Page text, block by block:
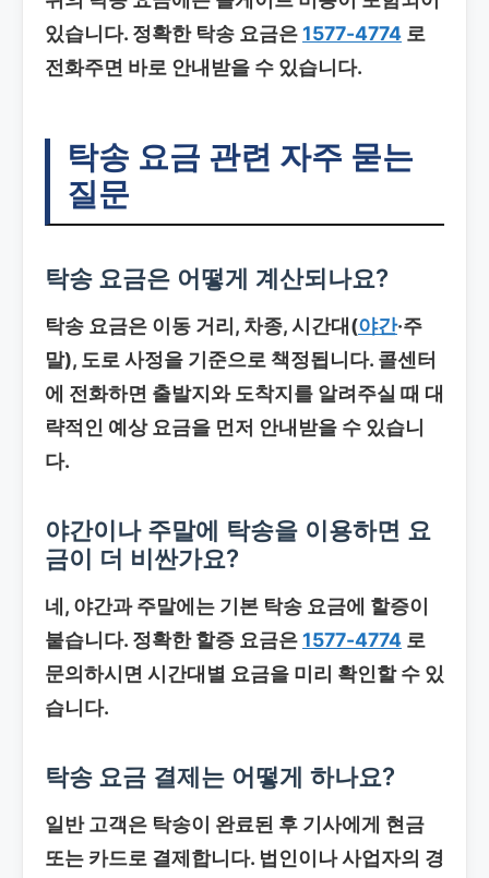
있습니다. 정확한 탁송 요금은1577-4774 로
전화주면 바로 안내받을 수 있습니다.
탁송 요금 관련 자주 묻는
질문
탁송 요금은 어떻게 계산되나요?
탁송 요금은 이동 거리, 차종, 시간대(야간·주
말), 도로 사정을 기준으로 책정됩니다. 콜센터
에 전화하면 출발지와 도착지를 알려주실 때 대
략적인 예상 요금을 먼저 안내받을 수 있습니
다.
야간이나 주말에 탁송을 이용하면 요
금이 더 비싼가요?
네, 야간과 주말에는 기본 탁송 요금에 할증이
붙습니다. 정확한 할증 요금은1577-4774 로
문의하시면 시간대별 요금을 미리 확인할 수 있
습니다.
탁송 요금 결제는 어떻게 하나요?
일반 고객은 탁송이 완료된 후 기사에게 현금
또는 카드로 결제합니다. 법인이나 사업자의 경